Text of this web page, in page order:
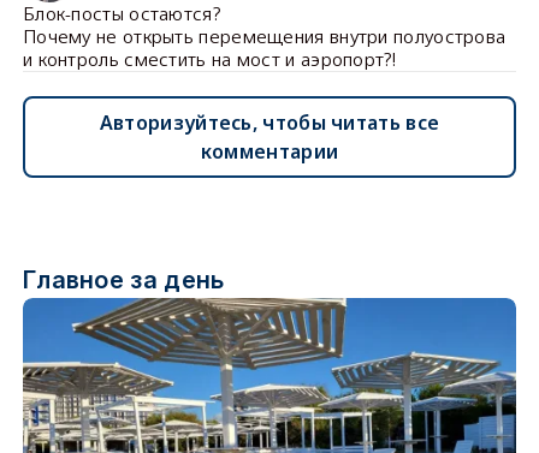
Блок-посты остаются?
Почему не открыть перемещения внутри полуострова
и контроль сместить на мост и аэропорт?!
Авторизуйтесь, чтобы читать все
комментарии
Главное за день